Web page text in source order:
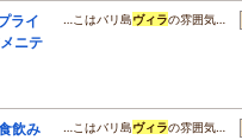
ライ
ニテ
…こはバリ島ヴィラの雰囲気…
飲み
…こはバリ島ヴィラの雰囲気…